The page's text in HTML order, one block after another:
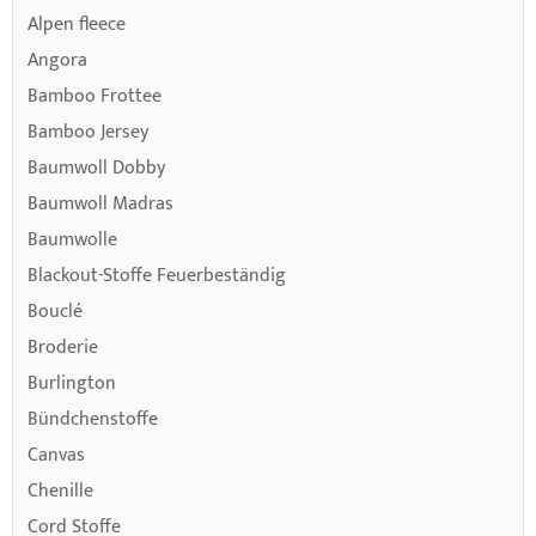
Alpen fleece
Angora
Bamboo Frottee
Bamboo Jersey
Baumwoll Dobby
Baumwoll Madras
Baumwolle
Blackout-Stoffe Feuerbeständig
Bouclé
Broderie
Burlington
Bündchenstoffe
Canvas
Chenille
Cord Stoffe